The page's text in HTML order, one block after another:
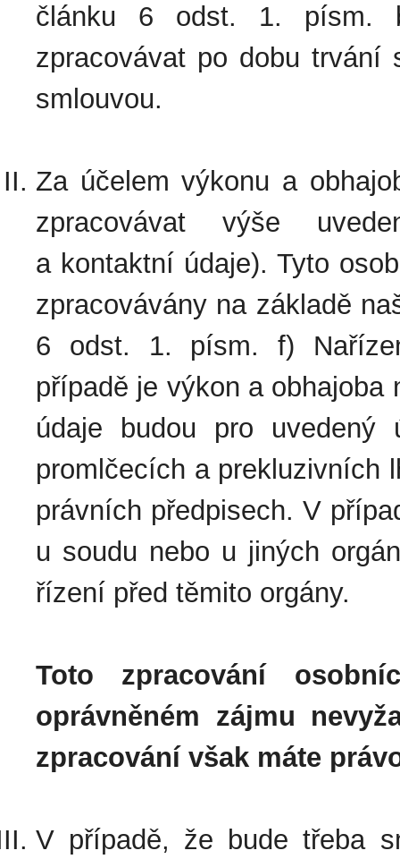
článku 6 odst. 1. písm.
zpracovávat po dobu trvání
smlouvou.
Za účelem výkonu a
zpracovávat výše
a kontaktní údaje). Tyto
zpracovávány na základě
6 odst. 1. písm. f)
případě je výkon a obhajoba
údaje budou pro uvedený
promlčecích a prekluzivních
právních předpisech. V
u soudu nebo u jiných
řízení před těmito orgány.
Toto zpracování
oprávněném zájmu
zpracování však máte
V případě, že bude třeba